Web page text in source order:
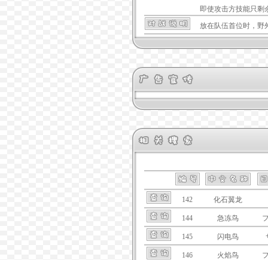
即使攻击方技能只剩
放在队伍首位时，野
142 化石翼龙
144 急冻鸟
145 闪电鸟
146 火焰鸟